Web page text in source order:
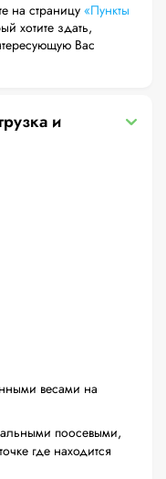
на страницу «Пункты
хотите здать,
и
весами на
поосевыми,
где находится